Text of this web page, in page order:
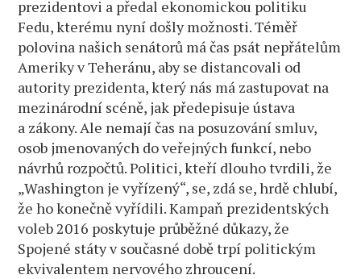
prezidentovi a předal ekonomickou politiku
Fedu, kterému nyní došly možnosti. Téměř
polovina našich senátorů má čas psát nepřátelům
Ameriky v Teheránu, aby se distancovali od
autority prezidenta, který nás má zastupovat na
mezinárodní scéně, jak předepisuje ústava
a zákony. Ale nemají čas na posuzování smluv,
osob jmenovaných do veřejných funkcí, nebo
návrhů rozpočtů. Politici, kteří dlouho tvrdili, že
„Washington je vyřízený“, se, zdá se, hrdě chlubí,
že ho konečně vyřídili. Kampaň prezidentských
voleb 2016 poskytuje průběžné důkazy, že
Spojené státy v současné době trpí politickým
ekvivalentem nervového zhroucení.